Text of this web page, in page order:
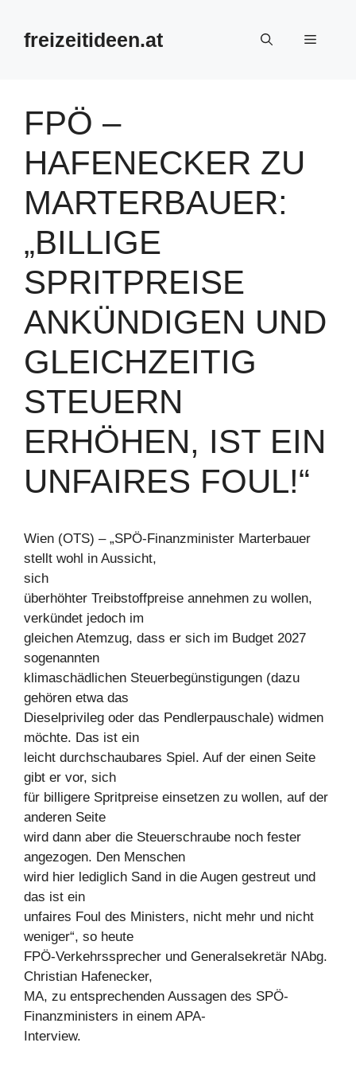
Inhalt
springenfreizeitideen.at Menü
FPÖ –
HAFENECKER ZU
MARTERBAUER:
„BILLIGE
SPRITPREISE
ANKÜNDIGEN UND
GLEICHZEITIG
STEUERN
ERHÖHEN, IST EIN
UNFAIRES FOUL!“
Wien (OTS) – „SPÖ-Finanzminister Marterbauer
stellt wohl in Aussicht,
sich
überhöhter Treibstoffpreise annehmen zu wollen,
verkündet jedoch im
gleichen Atemzug, dass er sich im Budget 2027
sogenannten
klimaschädlichen Steuerbegünstigungen (dazu
gehören etwa das
Dieselprivileg oder das Pendlerpauschale) widmen
möchte. Das ist ein
leicht durchschaubares Spiel. Auf der einen Seite
gibt er vor, sich
für billigere Spritpreise einsetzen zu wollen, auf der
anderen Seite
wird dann aber die Steuerschraube noch fester
angezogen. Den Menschen
wird hier lediglich Sand in die Augen gestreut und
das ist ein
unfaires Foul des Ministers, nicht mehr und nicht
weniger“, so heute
FPÖ-Verkehrssprecher und Generalsekretär NAbg.
Christian Hafenecker,
MA, zu entsprechenden Aussagen des SPÖ-
Finanzministers in einem APA-
Interview.